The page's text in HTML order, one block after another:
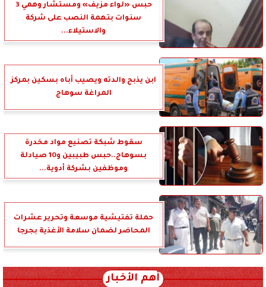
حبس «لواء مزيف» ومستشار وهمي 3
سنوات بتهمة النصب على شركة
والاستيلاء...
ابن يذبح والدته ويصيب أباه بسكين بمركز
المراغة سوهاج
سقوط شبكة تصنيع مواد مخدرة
بسوهاج..حبس طبيبين و10 صيادلة
وموظفين بشركة أدوية...
حملة تفتيشية موسعة وتحرير عشرات
المحاضر لضمان سلامة الأغذية بجرجا
أهم الأخبار